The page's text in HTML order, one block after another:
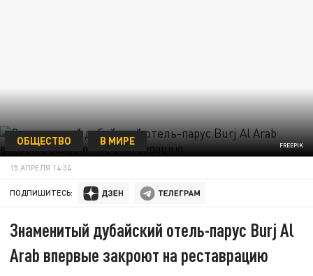
FREEPIK
ОБЩЕСТВО В МИРЕ
15 АПРЕЛЯ 14:34
ПОДПИШИТЕСЬ:
Знаменитый дубайский отель-парус Burj Al
Arab впервые закроют на реставрацию